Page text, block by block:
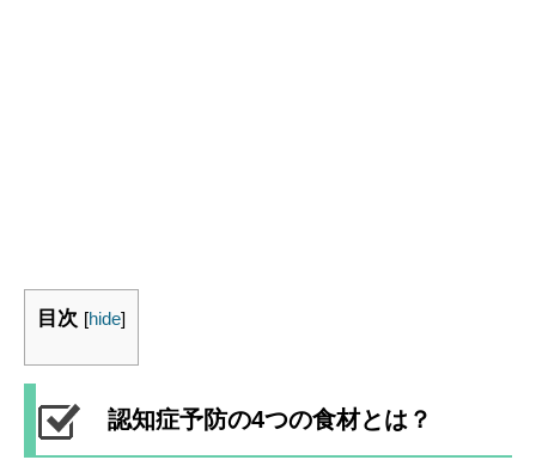
目次 [hide]
認知症予防の4つの食材とは？